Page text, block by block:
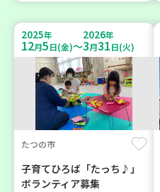
2025年
12月5日(金)～
2026年
3月31日(火)
たつの市
子育てひろば「たっち♪」
ボランティア募集